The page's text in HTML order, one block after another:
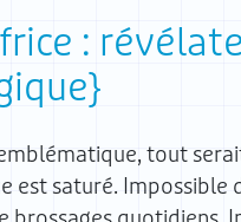
:
tout
est saturé. Impossible